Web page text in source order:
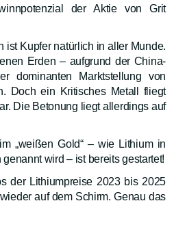
der Aktie von Grit
ist Kupfer natürlich in aller Munde.
Erden – aufgrund der China-
dominanten Marktstellung von
Doch ein Kritisches Metall fliegt
Die Betonung liegt allerdings auf
„weißen Gold“ – wie Lithium in
wird – ist bereits gestartet!
der Lithiumpreise 2023 bis 2025
auf dem Schirm. Genau das